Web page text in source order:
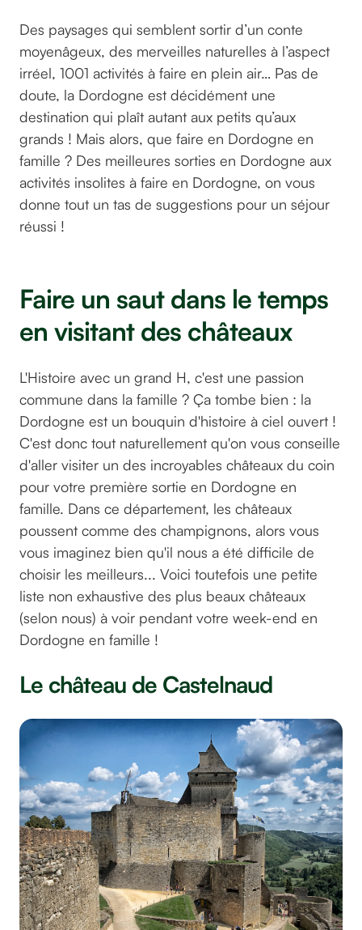
Des paysages qui semblent sortir d’un conte
moyenâgeux, des merveilles naturelles à l’aspect
irréel, 1001 activités à faire en plein air… Pas de
doute, la Dordogne est décidément une
destination qui plaît autant aux petits qu’aux
grands ! Mais alors, que faire en Dordogne en
famille ? Des meilleures sorties en Dordogne aux
activités insolites à faire en Dordogne, on vous
donne tout un tas de suggestions pour un séjour
réussi !
Faire un saut dans le temps
en visitant des châteaux
L'Histoire avec un grand H, c'est une passion
commune dans la famille ? Ça tombe bien : la
Dordogne est un bouquin d'histoire à ciel ouvert !
C'est donc tout naturellement qu'on vous conseille
d'aller visiter un des incroyables châteaux du coin
pour votre première sortie en Dordogne en
famille. Dans ce département, les châteaux
poussent comme des champignons, alors vous
vous imaginez bien qu'il nous a été difficile de
choisir les meilleurs... Voici toutefois une petite
liste non exhaustive des plus beaux châteaux
(selon nous) à voir pendant votre week-end en
Dordogne en famille !
Le château de Castelnaud